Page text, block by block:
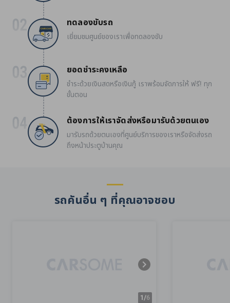
ทดลองขับรถ
เยี่ยมชมศูนย์ของเราเพื่อทดลองขับ
ยอดชำระคงเหลือ
ชำระด้วยเงินสดหรือเงินกู้ เราพร้อมจัดการให้ ฟรี! ทุก
ขั้นตอน
ต้องการให้เราจัดส่งหรือมารับด้วยตนเอง
มารับรถด้วยตนเองที่ศูนย์บริการของเราหรือจัดส่งรถ
ถึงหน้าประตูบ้านคุณ
รถคันอื่น ๆ ที่คุณอาจชอบ
1/6